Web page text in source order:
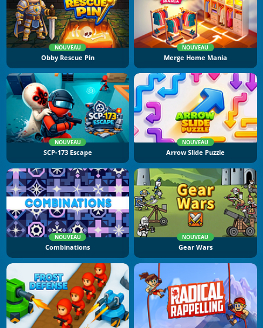
NOUVEAU
Obby Rescue Pin
NOUVEAU
Merge Home Mania
NOUVEAU
SCP-173 Escape
NOUVEAU
Arrow Slide Puzzle
NOUVEAU
Combinations
NOUVEAU
Gear Wars